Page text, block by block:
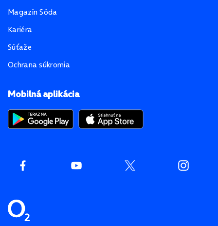
Mobilná aplikácia
Magazín Sóda
Kariéra
Súťaže
Ochrana súkromia